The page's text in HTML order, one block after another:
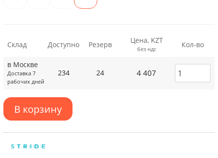
Склад Доступно Резерв Цена, KZT
без ндс Кол-во
в Москве
Доставка 7
рабочих дней
234 24 4 407
В корзину